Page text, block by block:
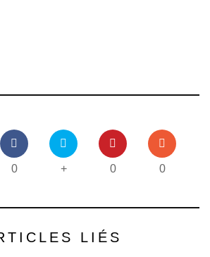
0 + 0 0
LIÉS